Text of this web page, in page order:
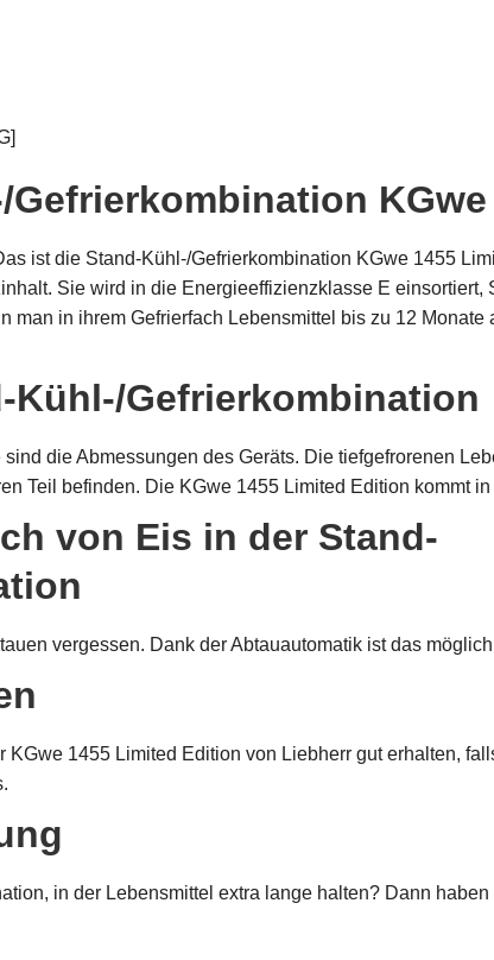
ist die Stand-Kühl-/Gefrierkombination KGwe 1455
Sie wird in die Energieeffizienzklasse E einsortiert,
man in ihrem Gefrierfach Lebensmittel bis zu 12
Kühl-/Gefrierkombination
die Abmessungen des Geräts. Die tiefgefrorenen
Teil befinden. Die KGwe 1455 Limited Edition kommt
von Eis in der Stand-
vergessen. Dank der Abtauautomatik ist das
1455 Limited Edition von Liebherr gut erhalten,
in der Lebensmittel extra lange halten? Dann